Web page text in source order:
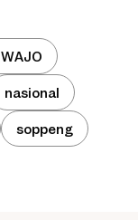
nasional
soppeng